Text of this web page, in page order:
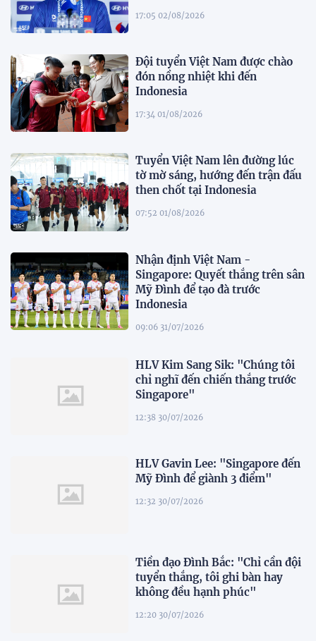
17:05 02/08/2026
Đội tuyển Việt Nam được chào
đón nồng nhiệt khi đến
Indonesia
17:34 01/08/2026
Tuyển Việt Nam lên đường lúc
tờ mờ sáng, hướng đến trận đấu
then chốt tại Indonesia
07:52 01/08/2026
Nhận định Việt Nam -
Singapore: Quyết thắng trên sân
Mỹ Đình để tạo đà trước
Indonesia
09:06 31/07/2026
HLV Kim Sang Sik: "Chúng tôi
chỉ nghĩ đến chiến thắng trước
Singapore"
12:38 30/07/2026
HLV Gavin Lee: "Singapore đến
Mỹ Đình để giành 3 điểm"
12:32 30/07/2026
Tiền đạo Đình Bắc: "Chỉ cần đội
tuyển thắng, tôi ghi bàn hay
không đều hạnh phúc"
12:20 30/07/2026